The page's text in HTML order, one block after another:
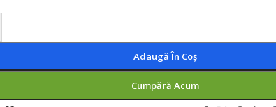
Adaugă În Coș
Cumpără Acum